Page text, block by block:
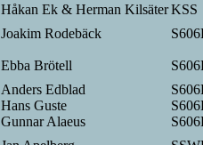
Håkan Ek & Herman KilsäterKSS
Joakim Rodebäck
Ebba Brötell
Anders Edblad
Hans Guste
Gunnar Alaeus